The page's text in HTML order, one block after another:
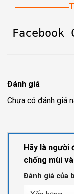
Facebook
Đánh giá
Chưa có đánh giá
Hãy là người
chống mùi
Đánh giá của